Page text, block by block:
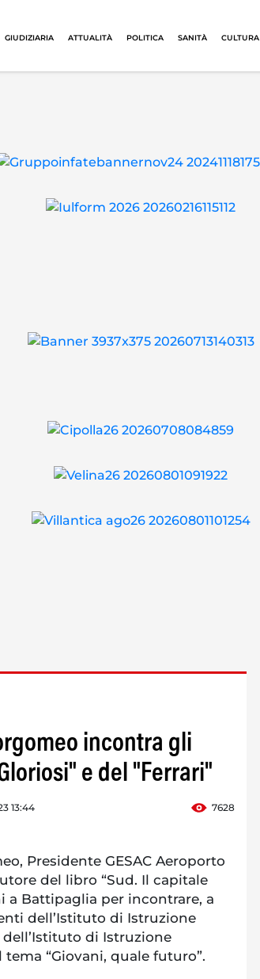
GIUDIZIARIA ATTUALITÀ POLITICA SANITÀ CULTURA
incontra gli
e del "Ferrari"
13:44 7628
Presidente GESAC Aeroporto
del libro “Sud. Il capitale
a Battipaglia per incontrare, a
dell’Istituto di Istruzione
dell’Istituto di Istruzione
tema “Giovani, quale futuro”.